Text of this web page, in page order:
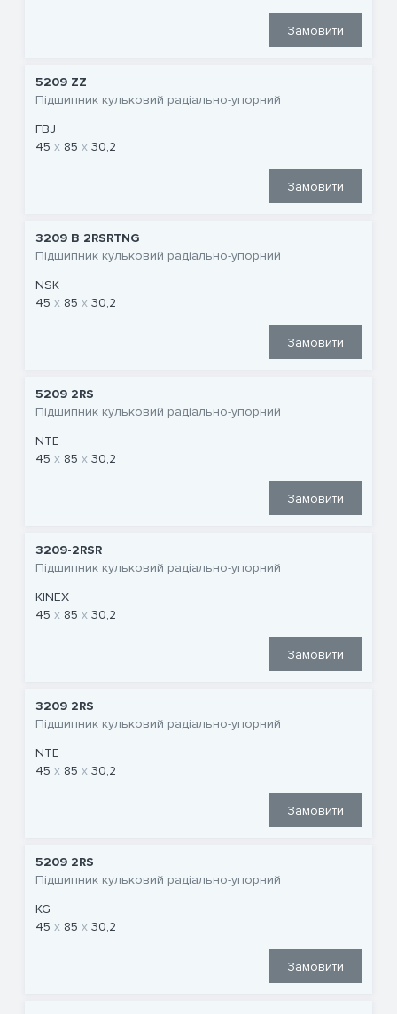
Замовити
5209 ZZ
Підшипник кульковий радіально-упорний
FBJ
45
85 30,2
Замовити
3209 B 2RSRTNG
Підшипник кульковий радіально-упорний
NSK
45
85 30,2
Замовити
5209 2RS
Підшипник кульковий радіально-упорний
NTE
45
85 30,2
Замовити
3209-2RSR
Підшипник кульковий радіально-упорний
KINEX
45
85 30,2
Замовити
3209 2RS
Підшипник кульковий радіально-упорний
NTE
45
85 30,2
Замовити
5209 2RS
Підшипник кульковий радіально-упорний
KG
45
85 30,2
Замовити